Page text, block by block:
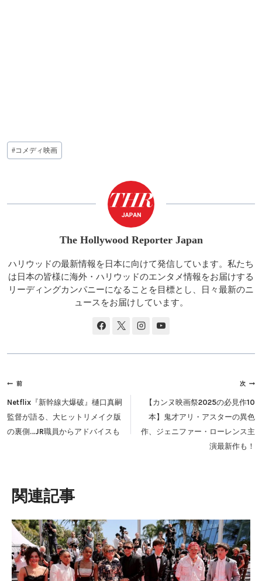
投
稿
#コメディ映画
The Hollywood Reporter Japan
ハリウッドの最新情報を日本に向けて発信しています。私たち
は日本の皆様に海外・ハリウッドのエンタメ情報をお届けする
リーディングカンパニーになることを目標とし、日々最新のニ
ュースをお届けしています。
投
稿
ナ
ビ
ョ
ン
前
Netflix『新幹線大爆破』樋口真嗣
監督が語る、大ヒットリメイク版
の裏側…JR職員からアドバイスも
次
【カンヌ映画祭2025の必見作10
本】鬼才アリ・アスターの異色
作、ジェニファー・ローレンス主
演最新作も！
類似投稿